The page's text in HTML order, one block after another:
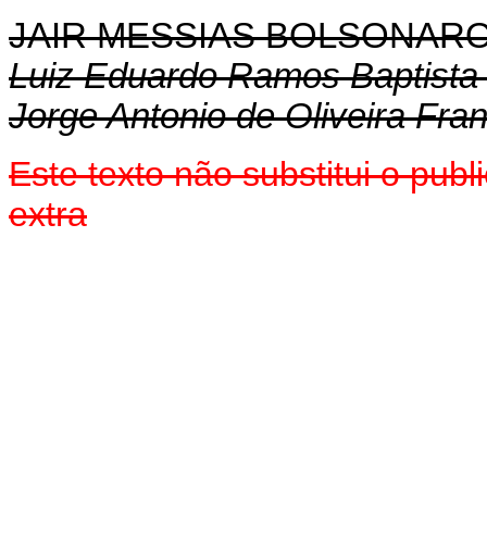
JAIR MESSIAS
Luiz Eduardo Ramos
Jorge Antonio de Oliveira
Este texto não substitui o
extra